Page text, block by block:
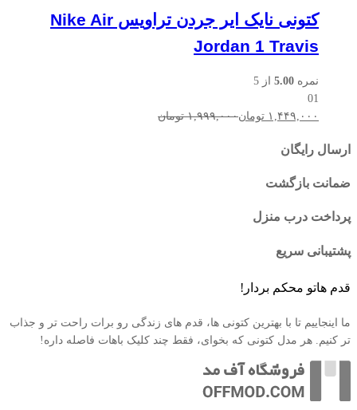
کتونی نایک ایر جردن تراویس Nike Air
Jordan 1 Travis
نمره 5.00 از 5
01
۱,۴۴۹,۰۰۰ تومان۱,۹۹۹,۰۰۰ تومان
ارسال رایگان
ضمانت بازگشت
پرداخت درب منزل
پشتیبانی سریع
قدم هاتو محکم بردار!
ما اینجاییم تا با بهترین کتونی ها، قدم های زندگی رو برات راحت تر و جذاب
تر کنیم. هر مدل کتونی که بخوای، فقط چند کلیک باهات فاصله داره!